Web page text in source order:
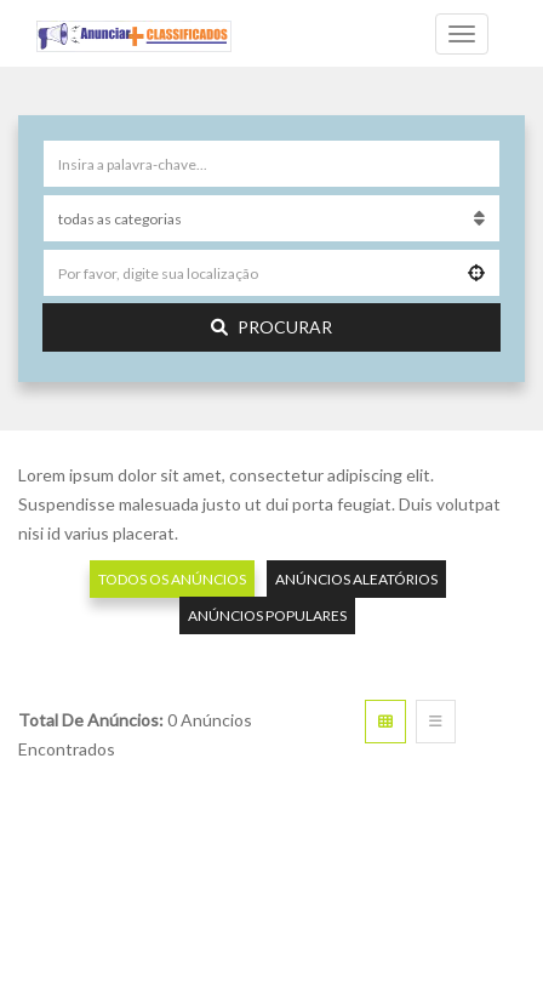
PROCURAR
Lorem ipsum dolor sit amet, consectetur adipiscing elit.
Suspendisse malesuada justo ut dui porta feugiat. Duis volutpat
nisi id varius placerat.
TODOS OS ANÚNCIOS
ANÚNCIOS ALEATÓRIOS
ANÚNCIOS POPULARES
Total De Anúncios: 0 Anúncios
Encontrados